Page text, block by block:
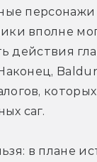
вполне
действия
саг.
в плане